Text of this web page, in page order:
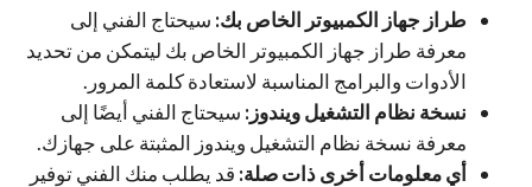
طراز جهاز الكمبيوتر الخاص بك: سيحتاج الفني إلى
معرفة طراز جهاز الكمبيوتر الخاص بك ليتمكن من تحديد
الأدوات والبرامج المناسبة لاستعادة كلمة المرور.
نسخة نظام التشغيل ويندوز: سيحتاج الفني أيضًا إلى
معرفة نسخة نظام التشغيل ويندوز المثبتة على جهازك.
أي معلومات أخرى ذات صلة: قد يطلب منك الفني توفير